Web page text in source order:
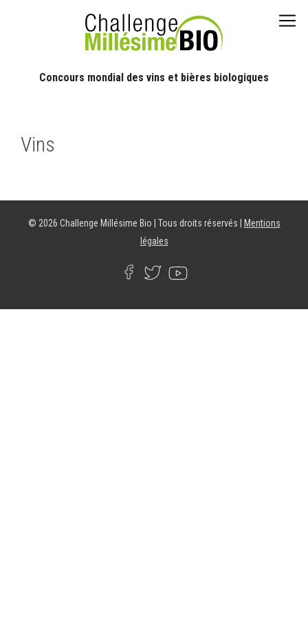
Concours mondial des vins et bières biologiques
Vins
© 2026 Challenge Millésime Bio | Tous droits réservés |
Mentions
légales